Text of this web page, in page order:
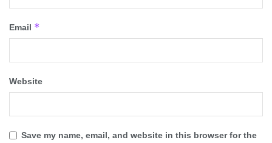
Email *
Website
Save my name, email, and website in this browser for the